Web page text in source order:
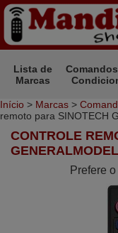
Lista de
Marcas
Início > Marcas >
remoto para SINOTECH
CONTROLE
Prefere